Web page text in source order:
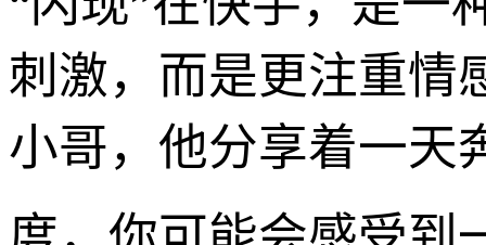
刺激，而是更注重情
小哥，他分享着一天